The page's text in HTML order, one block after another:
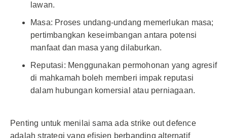
lawan.
Masa: Proses undang-undang memerlukan masa;
pertimbangkan keseimbangan antara potensi
manfaat dan masa yang dilaburkan.
Reputasi: Menggunakan permohonan yang agresif
di mahkamah boleh memberi impak reputasi
dalam hubungan komersial atau perniagaan.
Penting untuk menilai sama ada strike out defence
adalah strategi yang efisien berbanding alternatif